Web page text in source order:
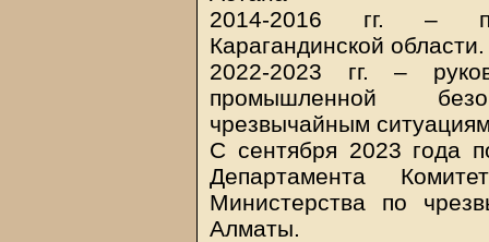
2014-2016 гг. –
Карагандинской области.
2022-2023 гг. –
промышленной
чрезвычайным
С сентября 2023 года
Департамента
Министерства по
Алматы.